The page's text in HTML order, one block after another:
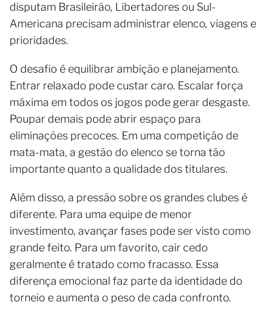
disputam Brasileirão, Libertadores ou Sul-
Americana precisam administrar elenco, viagens e
prioridades.
O desafio é equilibrar ambição e planejamento.
Entrar relaxado pode custar caro. Escalar força
máxima em todos os jogos pode gerar desgaste.
Poupar demais pode abrir espaço para
eliminações precoces. Em uma competição de
mata-mata, a gestão do elenco se torna tão
importante quanto a qualidade dos titulares.
Além disso, a pressão sobre os grandes clubes é
diferente. Para uma equipe de menor
investimento, avançar fases pode ser visto como
grande feito. Para um favorito, cair cedo
geralmente é tratado como fracasso. Essa
diferença emocional faz parte da identidade do
torneio e aumenta o peso de cada confronto.